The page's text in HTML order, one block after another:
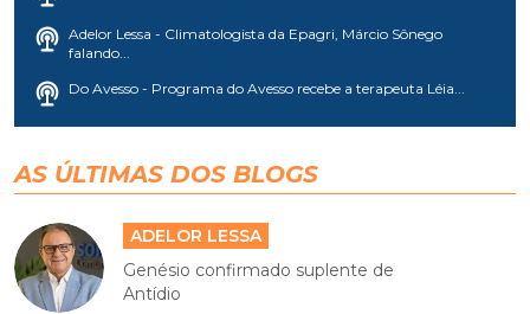
Adelor Lessa - Climatologista da Epagri, Márcio Sônego
falando...
Do Avesso - Programa do Avesso recebe a terapeuta Léia...
AS ÚLTIMAS DOS BLOGS
ADELOR LESSA
Genésio confirmado suplente de
Antídio